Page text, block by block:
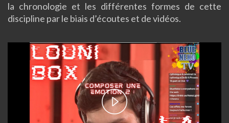
la chronologie et les différentes formes de cette
discipline par le biais d’écoutes et de vidéos.
Play